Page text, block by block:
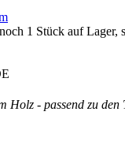
Holz - passend zu